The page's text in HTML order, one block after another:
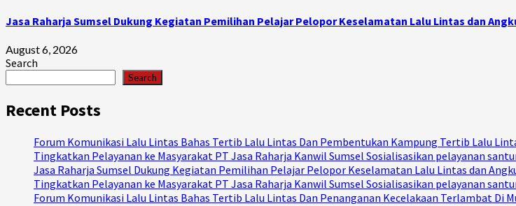
Jasa Raharja Sumsel Dukung Kegiatan Pemilihan Pelajar Pelopor Keselamatan Lalu Lintas dan
August 6, 2026
Search
Search
Recent Posts
Forum Komunikasi Lalu Lintas Bahas Tertib Lalu Lintas Dan Pembentukan Kampung Tertib Lalu
Tingkatkan Pelayanan ke Masyarakat PT Jasa Raharja Kanwil Sumsel Sosialisasikan pelayanan
Jasa Raharja Sumsel Dukung Kegiatan Pemilihan Pelajar Pelopor Keselamatan Lalu Lintas dan
Tingkatkan Pelayanan ke Masyarakat PT Jasa Raharja Kanwil Sumsel Sosialisasikan pelayanan
Forum Komunikasi Lalu Lintas Bahas Tertib Lalu Lintas Dan Penanganan Kecelakaan Terlambat Di